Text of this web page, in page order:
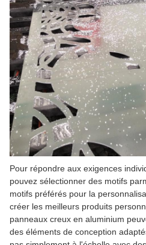
Pour répondre aux exigences
pouvez sélectionner des motifs
motifs préférés pour la
créer les meilleurs produits
panneaux creux en aluminium
des éléments de conception